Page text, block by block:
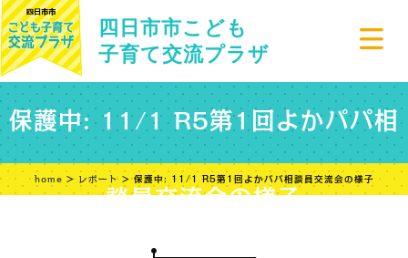
四日市市こども
子育て交流プラザ
保護中: 11/1 R5第1回よかパパ相
談員交流会の様子
home > レポート> 保護中: 11/1 R5第1回よかパパ相談員交流会の様子